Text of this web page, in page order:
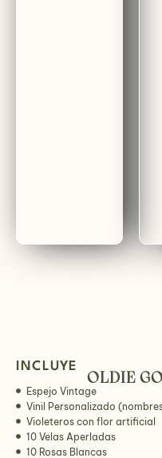
INCLUYE
OLDIE
Espejo Vintage
Vinil Personalizado
Violeteros con flor artificial
10 Velas Aperladas
10 Rosas Blancas